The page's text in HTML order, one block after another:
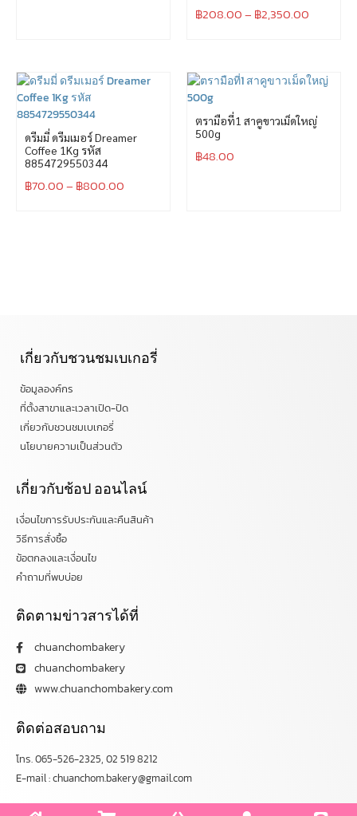
฿208.00– ฿2,350.00
ดรีมมี่ ดรีมเมอร์ Dreamer
Coffee 1Kg รหัส
8854729550344
฿70.00– ฿800.00
ตรามือที่1 สาคูขาวเม็ดใหญ่
500g
฿48.00
เกี่ยวกับชวนชมเบเกอรี่
ข้อมูลองค์กร
ที่ตั้งสาขาและเวลาเปิด-ปิด
เกี่ยวกับชวนชมเบเกอรี่
นโยบายความเป็นส่วนตัว
เกี่ยวกับช้อป ออนไลน์
เงื่อนไขการรับประกันและคืนสินค้า
วิธีการสั่งซื้อ
ข้อตกลงและเงื่อนไข
คำถามที่พบบ่อย
ติดตามข่าวสารได้ที่
chuanchombakery
chuanchombakery
www.chuanchombakery.com
ติดต่อสอบถาม
โทร. 065-526-2325, 02 519 8212
E-mail : chuanchom.bakery@gmail.com